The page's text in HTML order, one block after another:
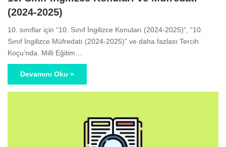
(2024-2025)
10. sınıflar için “10. Sınıf İngilizce Konuları (2024-2025)“, “10.
Sınıf İngilizce Müfredatı (2024-2025)” ve daha fazlası Tercih
Koçu’nda. Milli Eğitim…
Devamını Oku »